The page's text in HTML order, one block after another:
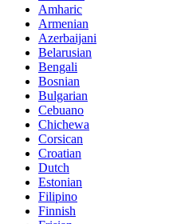
Amharic
Armenian
Azerbaijani
Belarusian
Bengali
Bosnian
Bulgarian
Cebuano
Chichewa
Corsican
Croatian
Dutch
Estonian
Filipino
Finnish